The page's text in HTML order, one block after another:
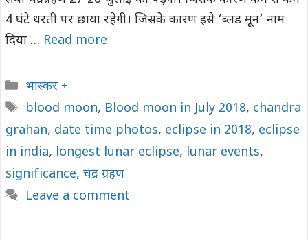
4 घंटे धरती पर छाया रहेगी। जिसके कारण इसे ‘ब्लड मून’ नाम
दिया … Read more
Categories
भास्कर +
Tags
blood moon, Blood moon in July 2018, chandra
grahan, date time photos, eclipse in 2018, eclipse
in india, longest lunar eclipse, lunar events,
significance, चंद्र ग्रहण
Leave a comment